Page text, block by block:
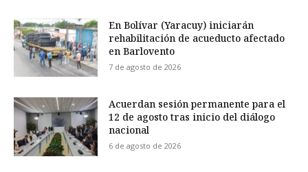
En Bolívar (Yaracuy) iniciarán
rehabilitación de acueducto afectado
en Barlovento
7 de agosto de 2026
Acuerdan sesión permanente para el
12 de agosto tras inicio del diálogo
nacional
6 de agosto de 2026